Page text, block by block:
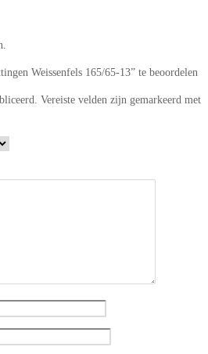
Weissenfels 165/65-13” te beoordelen
Vereiste velden zijn gemarkeerd met